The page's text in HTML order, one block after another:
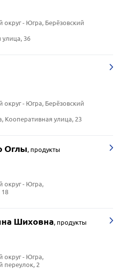
- Югра, Берёзовский
улица, 36
- Югра, Берёзовский
Кооперативная улица, 23
Оглы, продукты
округ - Югра,
Шиховна, продукты
округ - Югра,
переулок, 2